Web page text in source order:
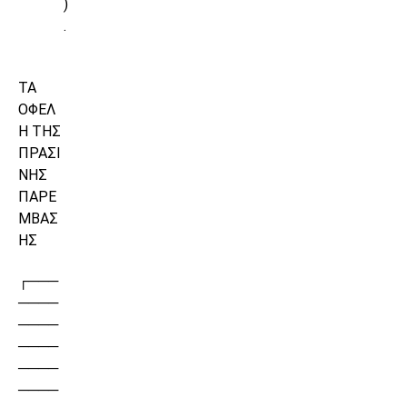
)
.
ΤΑ
ΟΦΕΛ
Η ΤΗΣ
ΠΡΑΣΙ
ΝΗΣ
ΠΑΡΕ
ΜΒΑΣ
ΗΣ
┌───
────
────
────
────
────